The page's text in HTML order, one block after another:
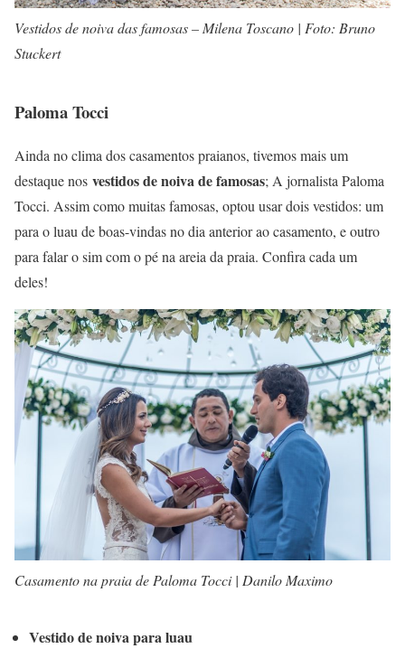
Vestidos de noiva das famosas – Milena Toscano | Foto: Bruno
Stuckert
Paloma Tocci
Ainda no clima dos casamentos praianos, tivemos mais um
destaque nos vestidos de noiva de famosas; A jornalista Paloma
Tocci. Assim como muitas famosas, optou usar dois vestidos: um
para o luau de boas-vindas no dia anterior ao casamento, e outro
para falar o sim com o pé na areia da praia. Confira cada um
deles!
Casamento na praia de Paloma Tocci | Danilo Maximo
Vestido de noiva para luau